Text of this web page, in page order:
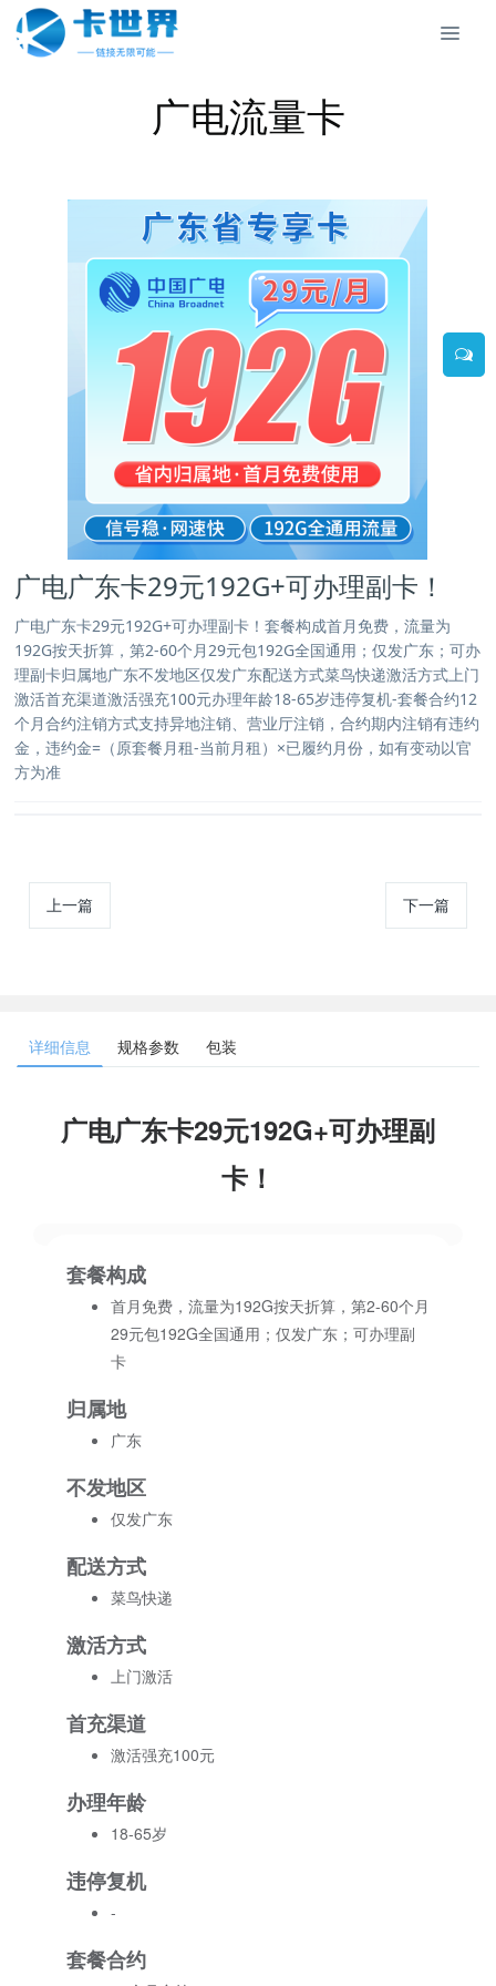
广电流量卡
广电广东卡29元192G+可办理副卡！
广电广东卡29元192G+可办理副卡！套餐构成首月免费，流量为
192G按天折算，第2-60个月29元包192G全国通用；仅发广东；可办
理副卡归属地广东不发地区仅发广东配送方式菜鸟快递激活方式上门
激活首充渠道激活强充100元办理年龄18-65岁违停复机-套餐合约12
个月合约注销方式支持异地注销、营业厅注销，合约期内注销有违约
金，违约金=（原套餐月租-当前月租）×已履约月份，如有变动以官
方为准
上一篇 下一篇
详细信息 规格参数 包装
广电广东卡29元192G+可办理副
卡！
套餐构成
首月免费，流量为192G按天折算，第2-60个月
29元包192G全国通用；仅发广东；可办理副
卡
归属地
广东
不发地区
仅发广东
配送方式
菜鸟快递
激活方式
上门激活
首充渠道
激活强充100元
办理年龄
18-65岁
违停复机
-
套餐合约